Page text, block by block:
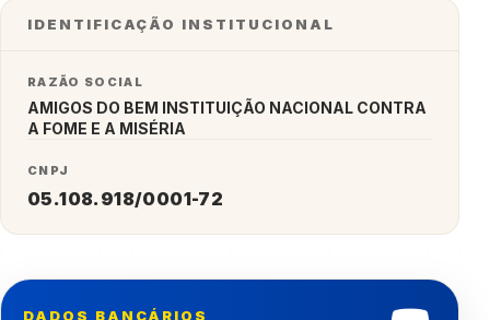
IDENTIFICAÇÃO INSTITUCIONAL
RAZÃO SOCIAL
AMIGOS DO BEM INSTITUIÇÃO NACIONAL CONTRA
A FOME E A MISÉRIA
CNPJ
05.108.918/0001-72
DADOS BANCÁRIOS